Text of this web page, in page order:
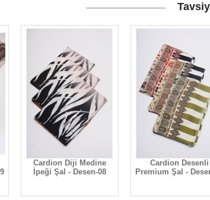
Cardion Diji Medine
İpeği Şal - Desen-08
Cardion Desenli
Premium Şal - Desen-28